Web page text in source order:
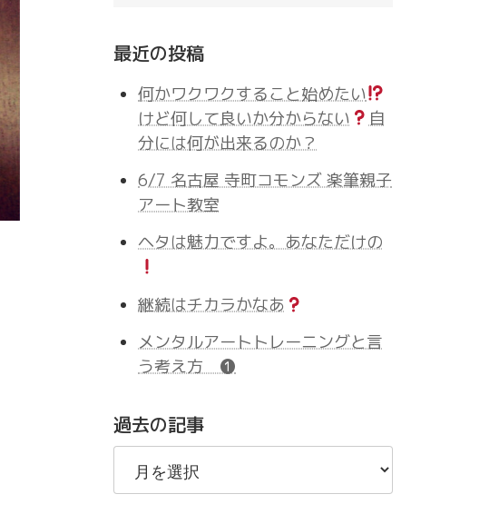
最近の投稿
何かワクワクすること始めたい
けど何して良いか分からない
自
分には何が出来るのか？
6/7 名古屋 寺町コモンズ 楽筆親子
アート教室
ヘタは魅力ですよ。あなただけの
継続はチカラかなあ
メンタルアートトレーニングと言
う考え方 ❶
過去の記事
過
の